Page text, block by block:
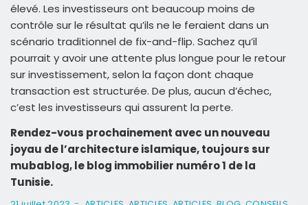
élevé. Les investisseurs ont beaucoup moins de
contrôle sur le résultat qu’ils ne le feraient dans un
scénario traditionnel de fix-and-flip. Sachez qu’il
pourrait y avoir une attente plus longue pour le retour
sur investissement, selon la façon dont chaque
transaction est structurée. De plus, aucun d’échec,
c’est les investisseurs qui assurent la perte.
Rendez-vous prochainement avec un nouveau
joyau de l’architecture islamique, toujours sur
mubablog, le blog immobilier numéro 1 de la
Tunisie.